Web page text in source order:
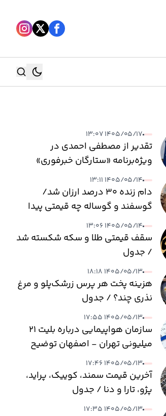
۱۴۰۵/۰۵/۱۷ ۱۳:۰۷
تقدیر از مصطفی احمدی در
ویژه‌برنامه «ستارگان خبرفوری»
۱۴۰۵/۰۵/۱۴ ۱۳:۱۱
دام زنده ۳۰ درصد ارزان شد/
گوسفند و گوساله چه قیمتی پیدا
کرد؟
۱۴۰۵/۰۵/۱۴ ۱۳:۰۶
سقف قیمتی طلا و سکه شکسته شد
/ جدول
۱۴۰۵/۰۵/۱۳ ۱۸:۱۸
هزینه پخت هر پرس زرشک‌پلو و مرغ
نذری چند؟ / جدول
۱۴۰۵/۰۵/۱۳ ۱۷:۵۵
سازمان هواپیمایی درباره بلیت ۲۱
میلیونی تهران - اصفهان توضیح
داد۱۴۰۵/۰۵/۱۳ ۱۷:۴۶
آخرین قیمت سمند، کوییک، پراید،
پژو، تارا و دنا / جدول
۱۴۰۵/۰۵/۱۳ ۱۷:۳۵